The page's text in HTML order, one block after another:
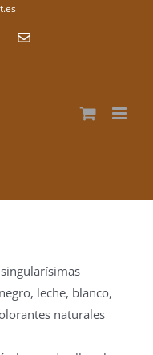
Correo
leche, blanco,
naturales